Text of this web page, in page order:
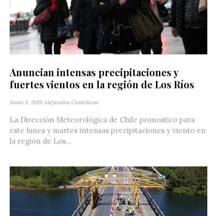
Anuncian intensas precipitaciones y
fuertes vientos en la región de Los Ríos
Junio 3, 2019 Alejandra Castellano
La Dirección Meteorológica de Chile pronostico para
este lunes y martes intensas precipitaciones y viento en
la región de Los...